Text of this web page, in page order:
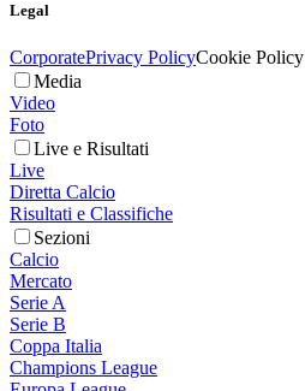
Legal
CorporatePrivacy PolicyCookie Policy
Media
Video
Foto
Live e Risultati
Live
Diretta Calcio
Risultati e Classifiche
Sezioni
Calcio
Mercato
Serie A
Serie B
Coppa Italia
Champions League